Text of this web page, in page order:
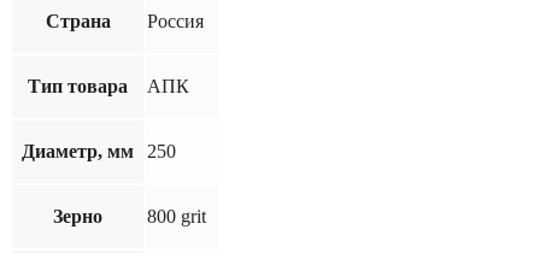
Страна Россия
Тип товара АПК
Диаметр, мм 250
Зерно 800 grit